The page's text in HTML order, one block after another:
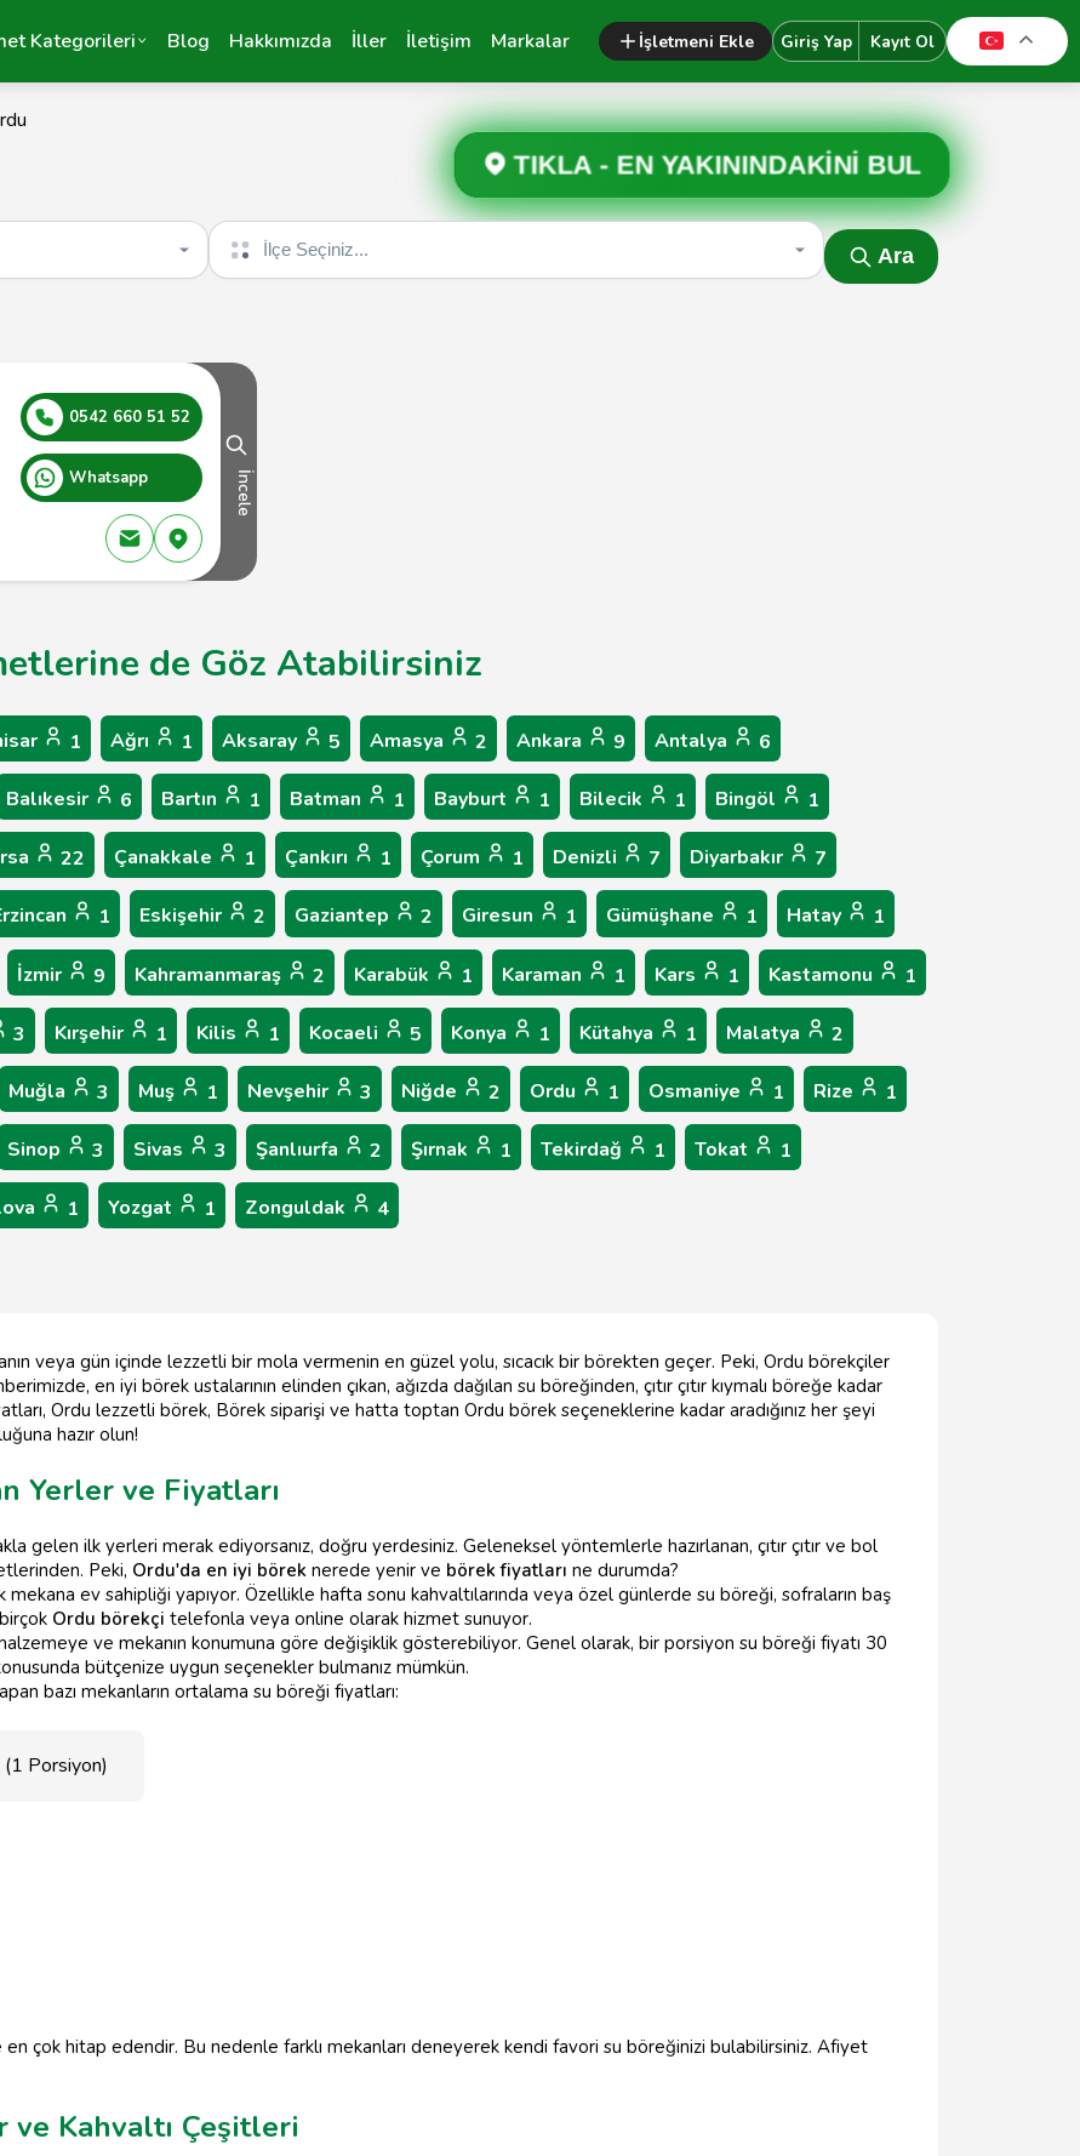
Kategorileri Blog Hakkımızda İller İletişim Markalar İşletmeni Ekle Giriş Yap Kayıt Ol
TIKLA -EN YAKININDAKİNİ BUL
İlçe seçin
Ara
0542 660 51 52
Whatsapp İncele
de Göz Atabilirsiniz
1 Ağrı 1 Aksaray 5 Amasya 2 Ankara 9 Antalya 6
Balıkesir 6 Bartın 1 Batman 1 Bayburt 1 Bilecik 1 Bingöl 1
22 Çanakkale 1 Çankırı 1 Çorum 1 Denizli 7 Diyarbakır 7
1 Eskişehir 2 Gaziantep 2 Giresun 1 Gümüşhane 1 Hatay 1
İzmir 9 Kahramanmaraş 2 Karabük 1 Karaman 1 Kars 1 Kastamonu 1
3 Kırşehir 1 Kilis 1 Kocaeli 5 Konya 1 Kütahya 1 Malatya 2
Muğla 3 Muş 1 Nevşehir 3 Niğde 2 Ordu 1 Osmaniye 1 Rize 1
Sinop 3 Sivas 3 Şanlıurfa 2 Şırnak 1 Tekirdağ 1 Tokat 1
1 Yozgat 1 Zonguldak 4
veya gün içinde lezzetli bir mola vermenin en güzel yolu, sıcacık bir börekten geçer. Peki, Ordu börekçiler
en iyi börek ustalarının elinden çıkan, ağızda dağılan su böreğinden, çıtır çıtır kıymalı böreğe kadar
Ordu lezzetli börek, Börek siparişi ve hatta toptan Ordu börek seçeneklerine kadar aradığınız her şeyi
hazır olun!
Yerler ve Fiyatları
gelen ilk yerleri merak ediyorsanız, doğru yerdesiniz. Geleneksel yöntemlerle hazırlanan, çıtır çıtır ve bol
Peki, Ordu'da en iyi börek nerede yenir ve börek fiyatları ne durumda?
mekana ev sahipliği yapıyor. Özellikle hafta sonu kahvaltılarında veya özel günlerde su böreği, sofraların baş
Ordu börekçi telefonla veya online olarak hizmet sunuyor.
ve mekanın konumuna göre değişiklik gösterebiliyor. Genel olarak, bir porsiyon su böreği fiyatı 30
bütçenize uygun seçenekler bulmanız mümkün.
bazı mekanların ortalama su böreği fiyatları:
Porsiyon)
en çok hitap edendir. Bu nedenle farklı mekanları deneyerek kendi favori su böreğinizi bulabilirsiniz. Afiyet
ve Kahvaltı Çeşitleri